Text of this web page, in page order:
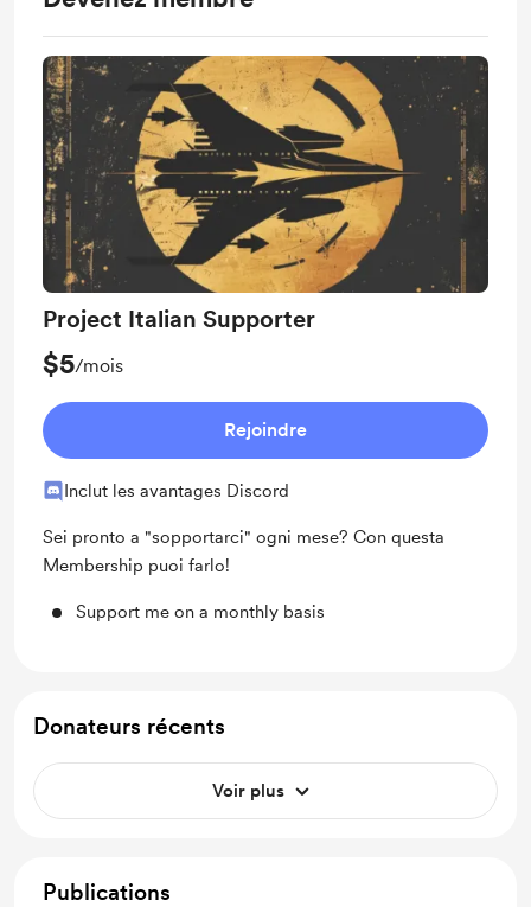
Project Italian Supporter
$5/mois
Rejoindre
Inclut les avantages Discord
Sei pronto a "sopportarci" ogni mese? Con questa
Membership puoi farlo!
Support me on a monthly basis
Donateurs récents
Voir plus
Publications